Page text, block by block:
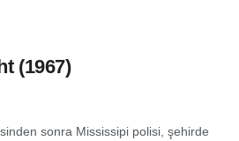
(1967)
sonra Mississipi polisi, şehirde